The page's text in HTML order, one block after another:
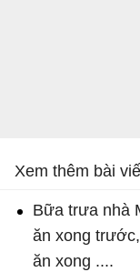
Xem thêm bài
Bữa trưa nhà
ăn xong
ăn xong ....